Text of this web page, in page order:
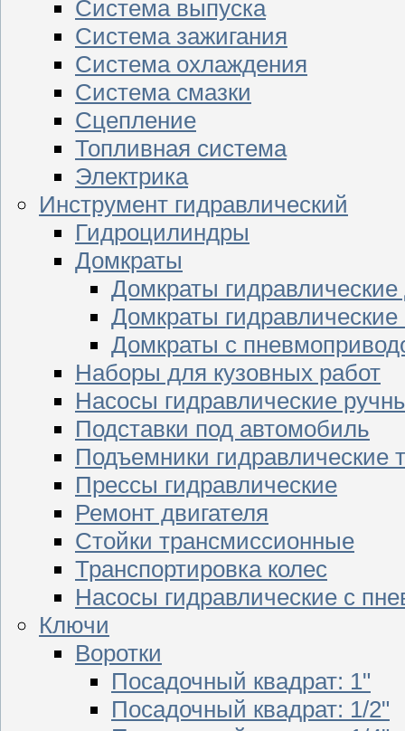
Система выпуска
Система зажигания
Система охлаждения
Система смазки
Сцепление
Топливная система
Электрика
Инструмент гидравлический
Гидроцилиндры
Домкраты
Домкраты
Домкраты гидравлические
Домкраты с
Наборы для кузовных работ
Насосы гидравлические
Подставки под автомобиль
Подъемники гидравлические
Прессы гидравлические
Ремонт двигателя
Стойки трансмиссионные
Транспортировка колес
Насосы гидравлические с
Ключи
Воротки
Посадочный квадрат: 1"
Посадочный квадрат: 1/2"